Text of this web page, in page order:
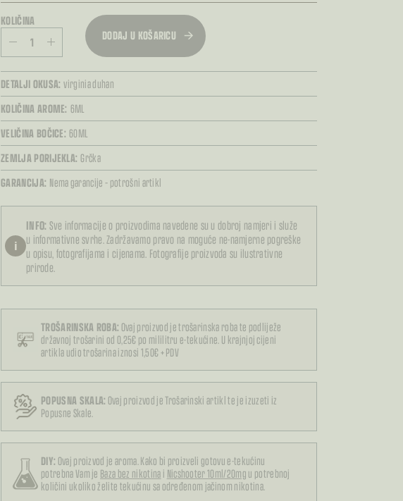
KOLIČINA
DODAJ U KOŠARICU
DETALJI OKUSA: virginia duhan
KOLIČINA AROME: 6ML
VELIČINA BOČICE: 60ML
ZEMLJA PORIJEKLA: Grčka
GARANCIJA: Nema garancije – potrošni artikl
TROŠARINSKA ROBA: Ovaj proizvod je trošarinska roba te podliježe
državnoj trošarini od 0,25€ po mililitru e-tekućine. U krajnjoj cijeni
artikla udio trošarina iznosi 1,50€ + PDV
POPUSNA SKALA: Ovaj proizvod je Trošarinski artikl te je izuzeti iz
Popusne Skale.
DIY: Ovaj proizvod je aroma. Kako bi proizveli gotovu e-tekućinu
potrebna Vam je Baza bez nikotinai Nicshooter 10ml/20mgu potrebnoj
količini ukoliko želite tekućinu sa određenom jačinom nikotina.
i
INFO: Sve informacije o proizvodima navedene su u dobroj namjeri i služe
u informativne svrhe. Zadržavamo pravo na moguće ne-namjerne pogreške
u opisu, fotografijama i cijenama. Fotografije proizvoda su ilustrativne
prirode.